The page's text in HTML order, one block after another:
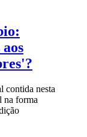
contida nesta
na forma